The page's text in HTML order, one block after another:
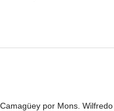
por Mons.